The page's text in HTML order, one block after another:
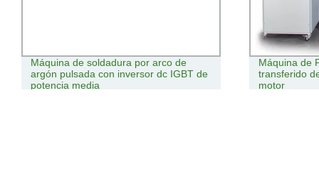
Máquina de soldadura por arco de
argón pulsada con inversor dc IGBT de
potencia media
Máquina de
transferido
motor